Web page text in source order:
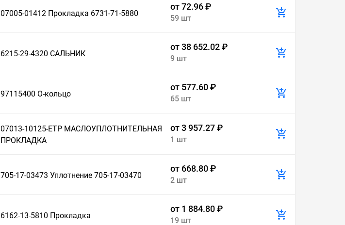
07005-01412 Прокладка 6731-71-5880
от 72.96 ₽
59 шт
6215-29-4320 САЛЬНИК
от 38 652.02 ₽
9 шт
97115400 О-кольцо
от 577.60 ₽
65 шт
07013-10125-ETP МАСЛОУПЛОТНИТЕЛЬНАЯ
ПРОКЛАДКА
от 3 957.27 ₽
1 шт
705-17-03473 Уплотнение 705-17-03470
от 668.80 ₽
2 шт
6162-13-5810 Прокладка
от 1 884.80 ₽
19 шт